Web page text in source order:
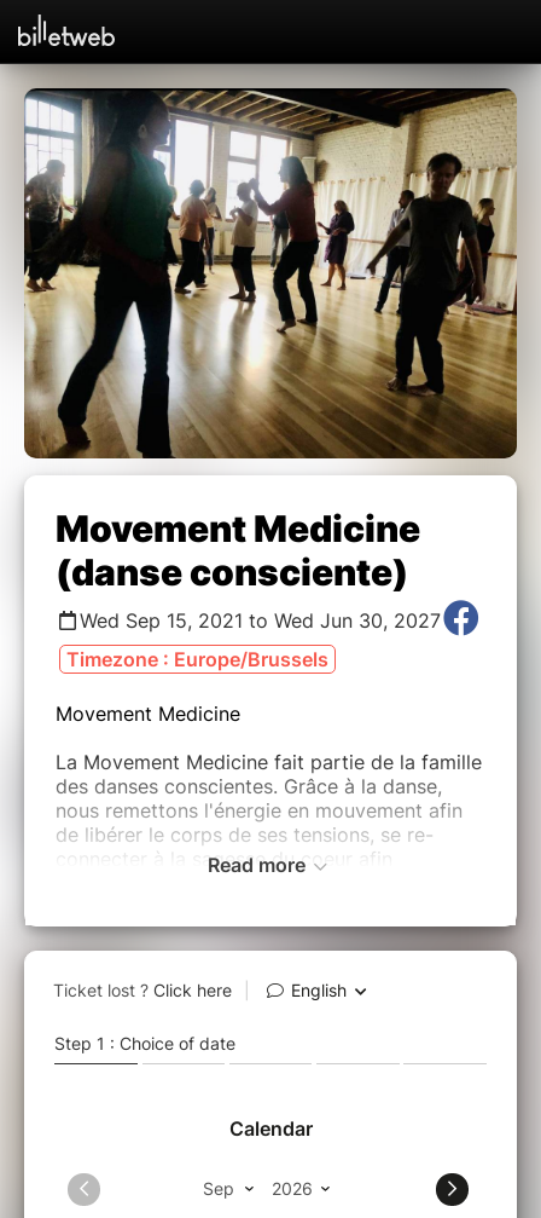
Movement Medicine
(danse consciente)
Wed Sep 15, 2021 to Wed Jun 30, 2027
Timezone : Europe/Brussels
Movement Medicine
La Movement Medicine fait partie de la famille
des danses conscientes. Grâce à la danse,
nous remettons l'énergie en mouvement afin
de libérer le corps de ses tensions, se re-
connecter à la sagesse du coeur afin
manière ancestrale par de nombreuses
cultures dans un but de guérison ou de
connexion spirituelle, elle connecte à la
conscience et de libère des blocages
La Movement Medicine permet de se
nous connectons à la Terre de notre corps et
vie, à la fluidité de l’Eau dont nous sommes
fait à 65% et à l’Air notre souffle de vie devenu
Read more